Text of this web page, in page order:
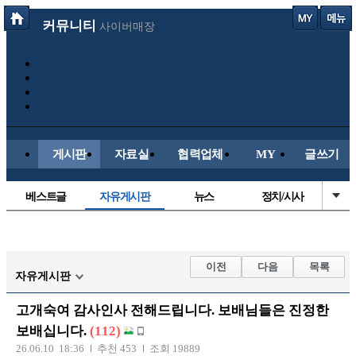
커뮤니티 사이버매장
게시판 자료실 협력업체 MY 글쓰기
베스트글 자유게시판 뉴스 정치/시사
해외축구
국내축구
자유게시판
이전 다음 목록
고개숙여 감사인사 전해드립니다. 보배님들은 진정한
보배십니다. (112)
26.06.10 18:36 추천 453 조회 19889